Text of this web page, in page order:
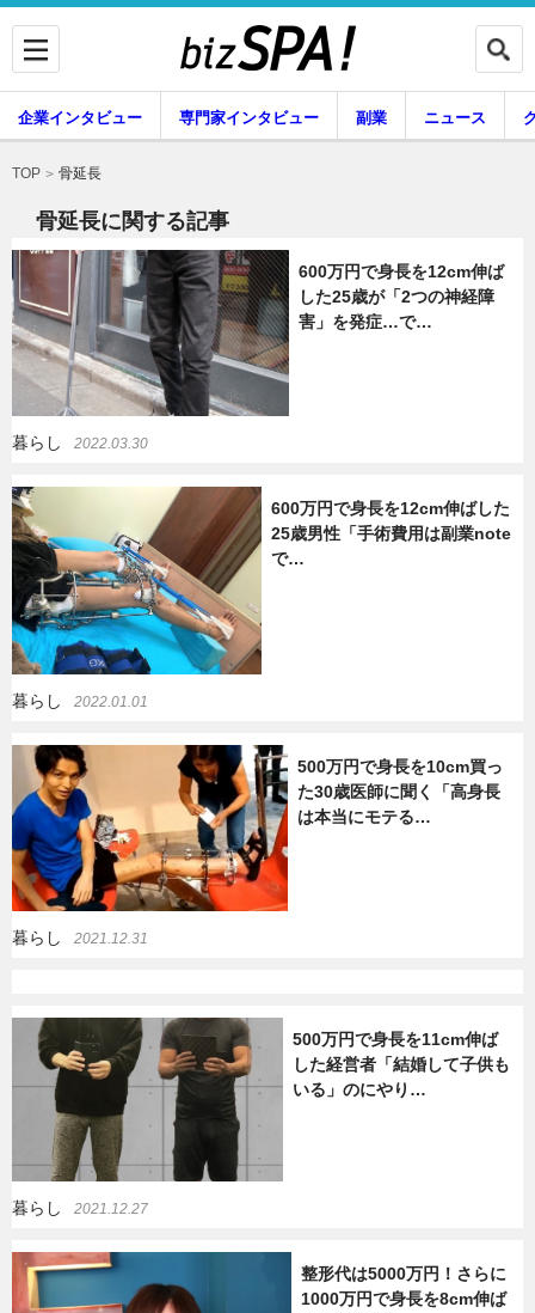
企業インタビュー 専門家インタビュー
副業
グルメ
暮らし
連載一覧
企業インタビュー 専門家インタビュー 副業 ニュース
暮らし
TOP 骨延長
骨延長に関する記事
600万円で身長を12cm伸ば
した25歳が「2つの神経障
害」を発症…で…
暮らし 2022.03.30
600万円で身長を12cm伸ばした
25歳男性「手術費用は副業note
で…
暮らし 2022.01.01
500万円で身長を10cm買っ
た30歳医師に聞く「高身長
は本当にモテる…
暮らし 2021.12.31
500万円で身長を11cm伸ば
した経営者「結婚して子供も
いる」のにやり…
暮らし 2021.12.27
整形代は5000万円！さらに
1000万円で身長を8cm伸ば